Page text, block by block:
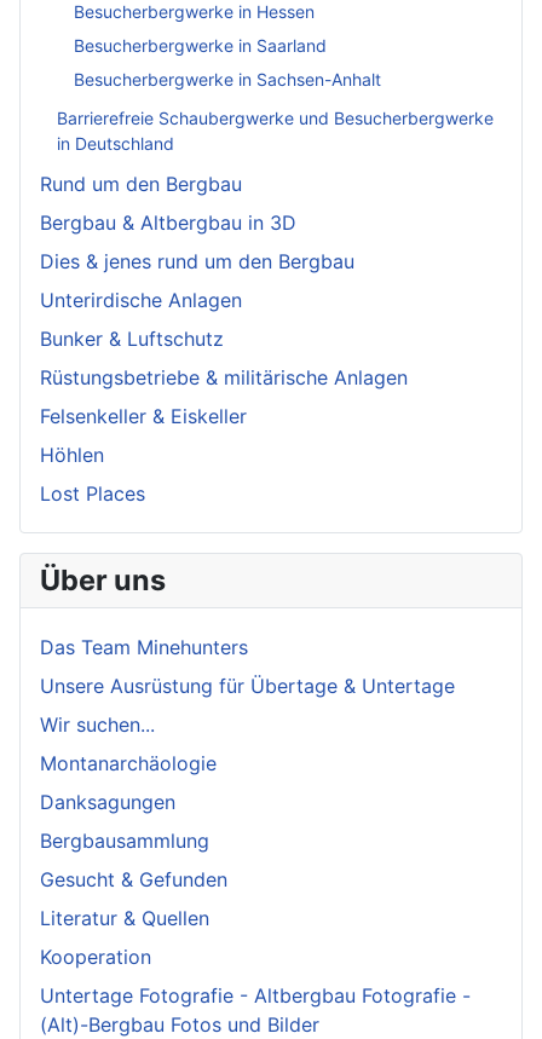
Besucherbergwerke in Hessen
Besucherbergwerke in Saarland
Besucherbergwerke in Sachsen-Anhalt
Barrierefreie Schaubergwerke und Besucherbergwerke
in Deutschland
Rund um den Bergbau
Bergbau & Altbergbau in 3D
Dies & jenes rund um den Bergbau
Unterirdische Anlagen
Bunker & Luftschutz
Rüstungsbetriebe & militärische Anlagen
Felsenkeller & Eiskeller
Höhlen
Lost Places
Über uns
Das Team Minehunters
Unsere Ausrüstung für Übertage & Untertage
Wir suchen...
Montanarchäologie
Danksagungen
Bergbausammlung
Gesucht & Gefunden
Literatur & Quellen
Kooperation
Untertage Fotografie - Altbergbau Fotografie -
(Alt)-Bergbau Fotos und Bilder